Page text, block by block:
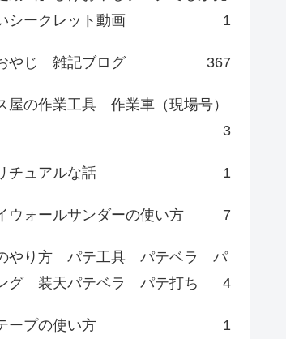
シークレット動画
1
やじ 雑記ブログ 367
屋の作業工具 作業車（現場号）
3
チュアルな話 1
ウォールサンダーの使い方 7
やり方 パテ工具 パテベラ パ
グ 装天パテベラ パテ打ち
4
ープの使い方 1